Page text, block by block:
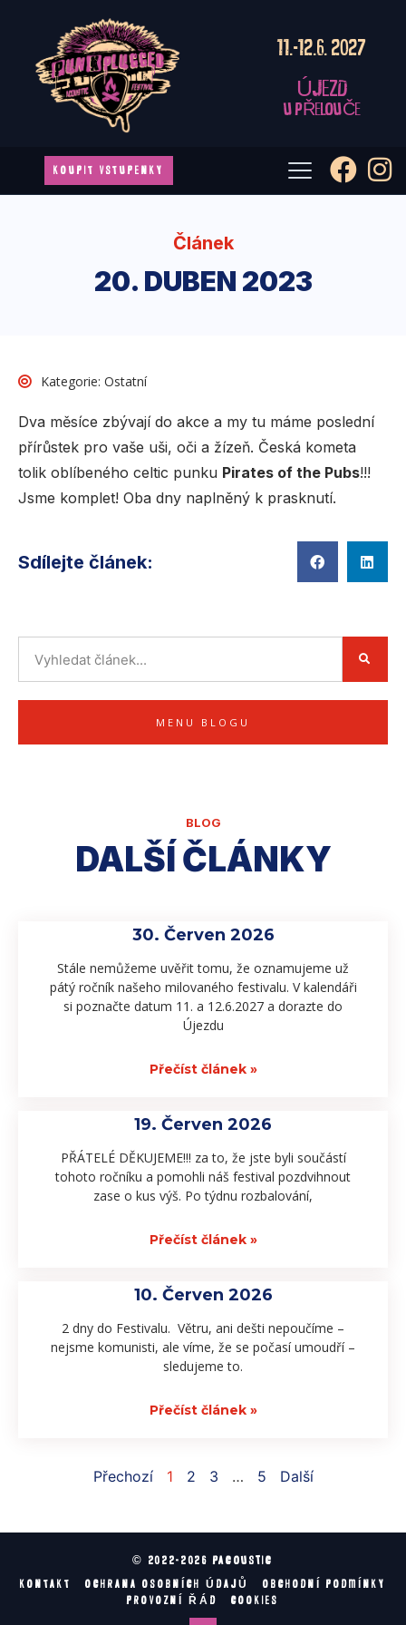
11.-12.6. 2027
ÚJEZD
U PŘELOUČE
KOUPIT VSTUPENKY
Článek
20. DUBEN 2023
Kategorie: Ostatní
Dva měsíce zbývají do akce a my tu máme poslední
přírůstek pro vaše uši, oči a žízeň. Česká kometa
tolik oblíbeného celtic punku Pirates of the Pubs!!!
Jsme komplet! Oba dny naplněný k prasknutí.
Sdílejte článek:
MENU BLOGU
BLOG
DALŠÍ ČLÁNKY
30. Červen 2026
Stále nemůžeme uvěřit tomu, že oznamujeme už
pátý ročník našeho milovaného festivalu. V kalendáři
si poznačte datum 11. a 12.6.2027 a dorazte do
Újezdu
Přečíst článek »
19. Červen 2026
PŘÁTELÉ DĚKUJEME!!! za to, že jste byli součástí
tohoto ročníku a pomohli náš festival pozdvihnout
zase o kus výš. Po týdnu rozbalování,
Přečíst článek »
10. Červen 2026
2 dny do Festivalu. Větru, ani dešti nepoučíme –
nejsme komunisti, ale víme, že se počasí umoudří –
sledujeme to.
Přečíst článek »
Přechozí 1 2 3 … 5 Další
© 2022-2026 PACOUSTIC
KONTAKT OCHRANA OSOBNÍCH ÚDAJŮ
OBCHODNÍ PODMÍNKY
PROVOZNÍ ŘÁD
COOKIES